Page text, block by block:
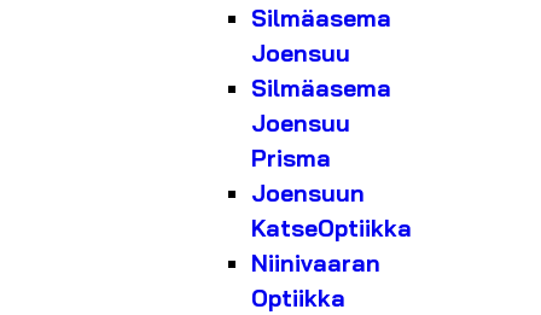
Silmäasema
Joensuu
Silmäasema
Joensuu
Prisma
Joensuun
KatseOptiikka
Niinivaaran
Optiikka